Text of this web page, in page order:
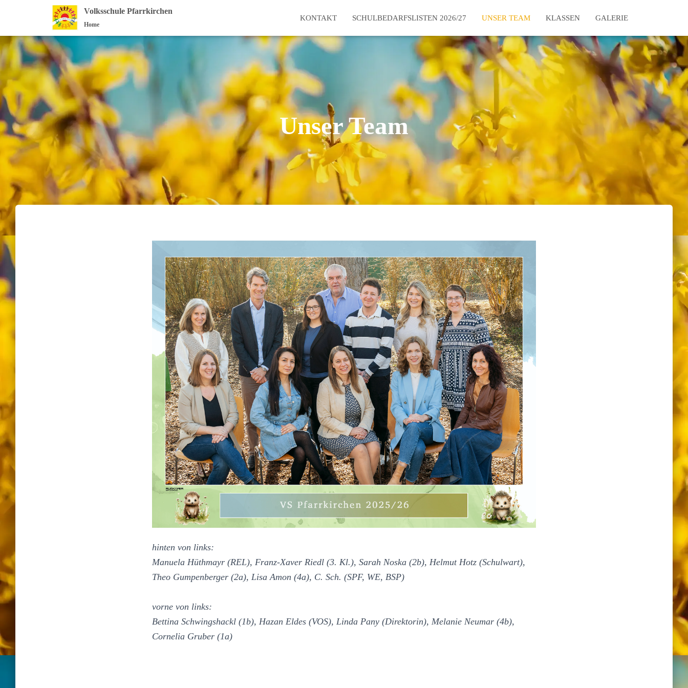
Unser Team im Schuljahr 2024/25
Volksschule Pfarrkirchen
Home
KONTAKT SCHULBEDARFSLISTEN 2026/27 UNSER TEAM KLASSEN GALERIE
Unser Team
hinten von links:
Manuela Hüthmayr (REL), Franz-Xaver Riedl (3. Kl.), Sarah Noska (2b), Helmut Hotz (Schulwart),
Theo Gumpenberger (2a), Lisa Amon (4a), C. Sch. (SPF, WE, BSP)
vorne von links:
Bettina Schwingshackl (1b), Hazan Eldes (VOS), Linda Pany (Direktorin), Melanie Neumar (4b),
Cornelia Gruber (1a)